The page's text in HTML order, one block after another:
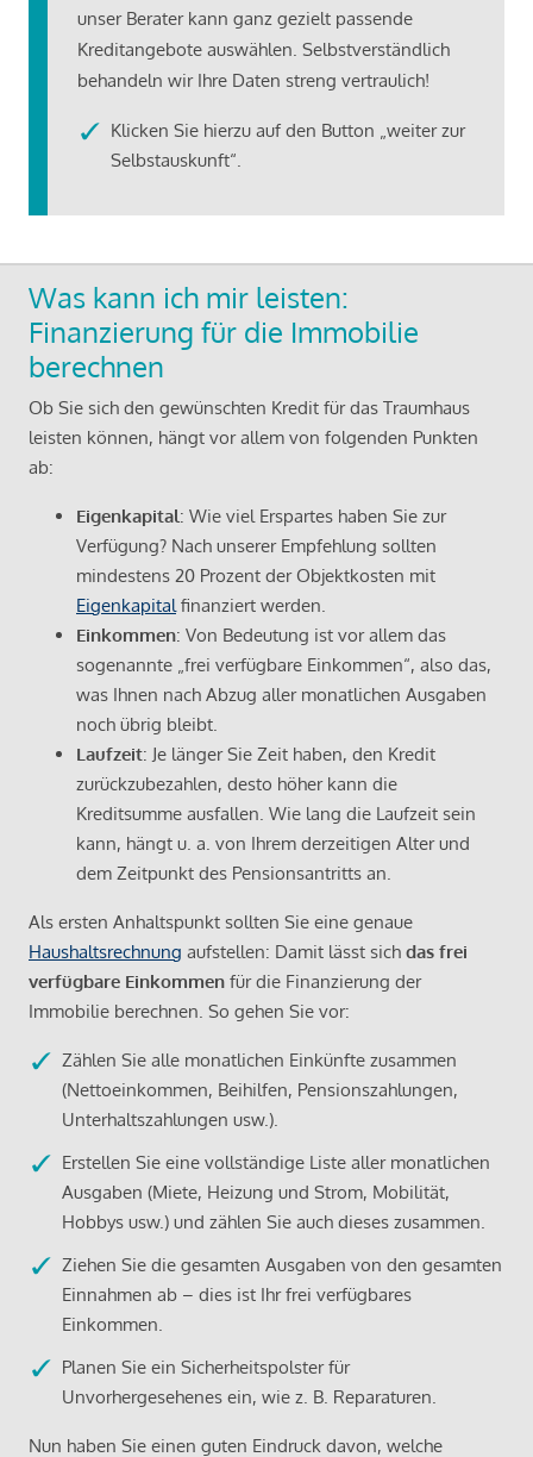
unser Berater kann ganz gezielt passende
Kreditangebote auswählen. Selbstverständlich
behandeln wir Ihre Daten streng vertraulich!
Klicken Sie hierzu auf den Button „weiter zur
Selbstauskunft“.
Was kann ich mir leisten:
Finanzierung für die Immobilie
berechnen
Ob Sie sich den gewünschten Kredit für das Traumhaus
leisten können, hängt vor allem von folgenden Punkten
ab:
Eigenkapital: Wie viel Erspartes haben Sie zur
Verfügung? Nach unserer Empfehlung sollten
mindestens 20 Prozent der Objektkosten mit
Eigenkapital finanziert werden.
Einkommen: Von Bedeutung ist vor allem das
sogenannte „frei verfügbare Einkommen“, also das,
was Ihnen nach Abzug aller monatlichen Ausgaben
noch übrig bleibt.
Laufzeit: Je länger Sie Zeit haben, den Kredit
zurückzubezahlen, desto höher kann die
Kreditsumme ausfallen. Wie lang die Laufzeit sein
kann, hängt u. a. von Ihrem derzeitigen Alter und
dem Zeitpunkt des Pensionsantritts an.
Als ersten Anhaltspunkt sollten Sie eine genaue
Haushaltsrechnung aufstellen: Damit lässt sich das frei
verfügbare Einkommen für die Finanzierung der
Immobilie berechnen. So gehen Sie vor:
Zählen Sie alle monatlichen Einkünfte zusammen
(Nettoeinkommen, Beihilfen, Pensionszahlungen,
Unterhaltszahlungen usw.).
Erstellen Sie eine vollständige Liste aller monatlichen
Ausgaben (Miete, Heizung und Strom, Mobilität,
Hobbys usw.) und zählen Sie auch dieses zusammen.
Ziehen Sie die gesamten Ausgaben von den gesamten
Einnahmen ab – dies ist Ihr frei verfügbares
Einkommen.
Planen Sie ein Sicherheitspolster für
Unvorhergesehenes ein, wie z. B. Reparaturen.
Nun haben Sie einen guten Eindruck davon, welche